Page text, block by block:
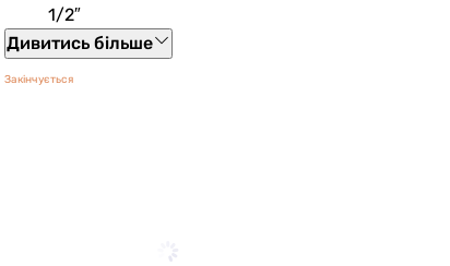
1/2″
Дивитись більше
Закінчується